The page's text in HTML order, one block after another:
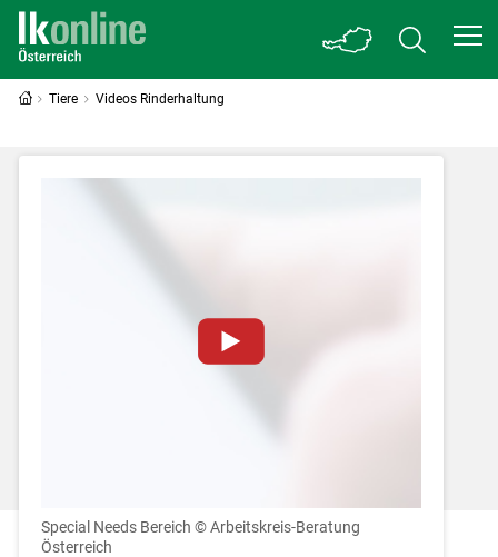
Tiere Videos Rinderhaltung
Einstellungen jederzeit einsehen und
korrigieren
Special Needs Bereich © Arbeitskreis-Beratung
Österreich